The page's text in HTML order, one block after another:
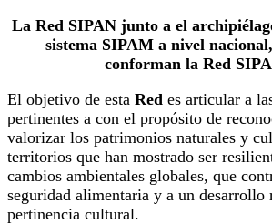
La Red SIPAN junto a el
sistema SIPAM a nivel
conforman la Red
El objetivo de esta Red es articular a
pertinentes a con el propósito de
valorizar los patrimonios naturales y
territorios que han mostrado ser
cambios ambientales globales, que
seguridad alimentaria y a un desarrollo
pertinencia cultural.